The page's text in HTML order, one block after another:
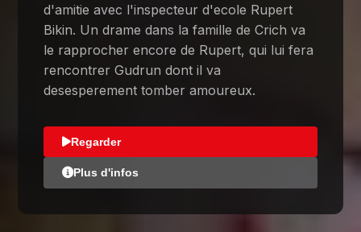
d'amitie avec l'inspecteur d'ecole Rupert
Bikin. Un drame dans la famille de Crich va
le rapprocher encore de Rupert, qui lui fera
rencontrer Gudrun dont il va
desesperement tomber amoureux.
Regarder
Plus d'infos